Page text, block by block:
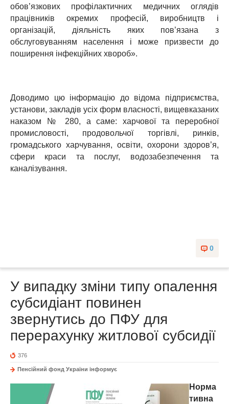
обов’язкових профілактичних медичних оглядів
працівників окремих професій, виробництв і
організацій, діяльність яких пов’язана з
обслуговуванням населення і може призвести до
поширення інфекційних хвороб».
Доводимо цю інформацію до відома підприємства,
установи, закладів усіх форм власності, вищевказаних
наказом № 280, а саме: харчової та переробної
промисловості, продовольчої торгівлі, ринків,
громадського харчування, освіти, охорони здоров’я,
сфери краси та послуг, водозабезпечення та
каналізування.
0
У випадку зміни типу опалення
субсидіант повинен
звернутись до ПФУ для
перерахунку житлової субсидії
376
Пенсійний фонд України інформує
Норма
тивна